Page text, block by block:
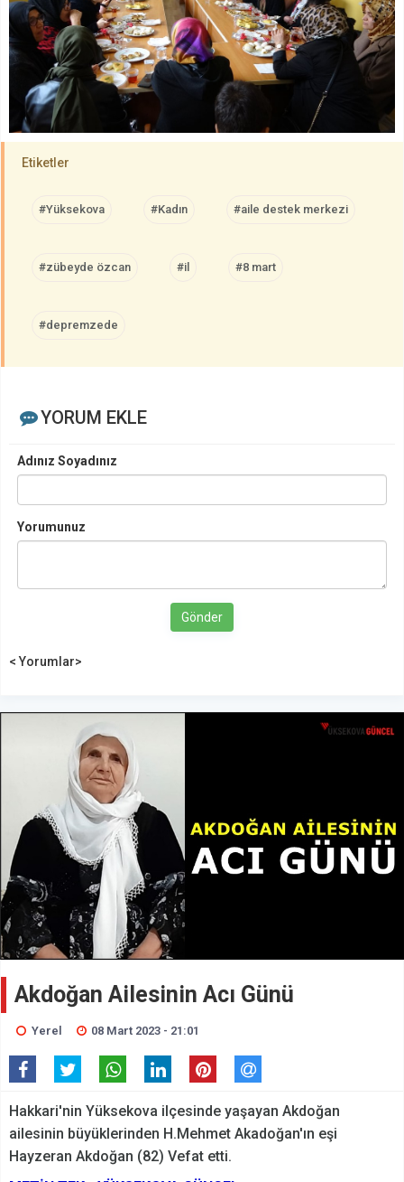
Etiketler
#Yüksekova #Kadın #aile destek merkezi
#zübeyde özcan #il #8 mart
#depremzede
YORUM EKLE
Adınız Soyadınız
Yorumunuz
Gönder
< Yorumlar>
Akdoğan Ailesinin Acı Günü
Yerel 08 Mart 2023 - 21:01
Hakkari'nin Yüksekova ilçesinde yaşayan Akdoğan
ailesinin büyüklerinden H.Mehmet Akadoğan'ın eşi
Hayzeran Akdoğan (82) Vefat etti.